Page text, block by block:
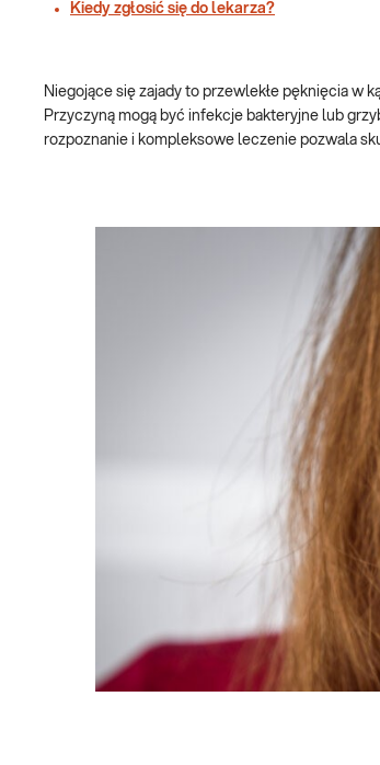
Kiedy zgłosić się do lekarza?
Niegojące się zajady to przewlekłe pęknięcia w
Przyczyną mogą być infekcje bakteryjne lub
rozpoznanie i kompleksowe leczenie pozwala